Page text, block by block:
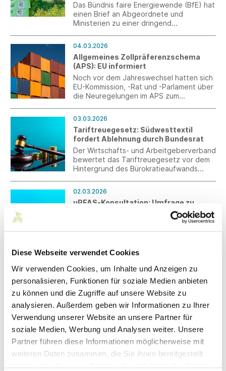
Diese Webseite verwendet Cookies
Wir verwenden Cookies, um Inhalte und Anzeigen zu
personalisieren, Funktionen für soziale Medien anbieten
zu können und die Zugriffe auf unsere Website zu
analysieren. Außerdem geben wir Informationen zu Ihrer
Verwendung unserer Website an unsere Partner für
soziale Medien, Werbung und Analysen weiter. Unsere
Partner führen diese Informationen möglicherweise mit
weiteren Daten zusammen, die Sie ihnen bereitgestellt
Das Bündnis faire Energiewende (BfE) hat
einen Brief an Abgeordnete und
Ministerien zu einer dringend
dazu wären eine wesentliche
Verbesserung der Verordnung über
Maßnahmen zur Vermeidung von Carbon-
Leakage oder eine gezielte Regelung für
CO2 aus dem Einsatz von Brennstoffen
für industrielle Prozesswärme.
04.03.2026
Allgemeines Zollpräferenzschema
(APS): EU informiert
Noch vor dem Jahreswechsel hatten sich
EU-Kommission, -Rat und -Parlament über
die Neuregelungen im APS zum
der EU-Kommission über weitere
Detailfragen.
03.03.2026
Tariftreuegesetz: Südwesttextil
fordert Ablehnung durch Bundesrat
Der Wirtschafts- und Arbeitgeberverband
bewertet das Tariftreuegesetz vor dem
Hintergrund des Bürokratieaufwands
02.03.2026
uPFAS-Konsultation: Umfrage zu
Für die anstehende SEAC-Konsultation
zur uPFAS-Beschränkung benötigen wir
TULAC und Technische Textilien. Um die
Textilindustrie gegenüber dem SEAC
belastbar und quantitativ darstellen zu
den Unternehmen. Sie können bis zum 27.
März 2026 mitmachen.
02.03.2026
Mittelstand-Digital Zentrum Smarte
Kreisläufe unterstützt KMU weiter
kostenfrei
Das Mittelstand-Digital Zentrum Smarte
Kreisläufe setzt seine erfolgreiche Arbeit
hinaus fort. Die Laufzeit des Projekts, das
ursprünglich bis zum 28. Februar 2026
angesetzt war, wird bis Ende 2026